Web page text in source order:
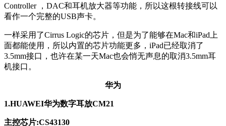
Controller ，DAC和耳机放大器等功能，所以这根转接线可以
看作一个完整的USB声卡。
一样采用了Cirrus Logic的芯片，但是为了能够在Mac和iPad上
面都能使用，所以内置的芯片功能更多，iPad已经取消了
3.5mm接口，也许在某一天Mac也会悄无声息的取消3.5mm耳
机接口。
华为
1.HUAWEI华为数字耳放CM21
主控芯片:CS43130